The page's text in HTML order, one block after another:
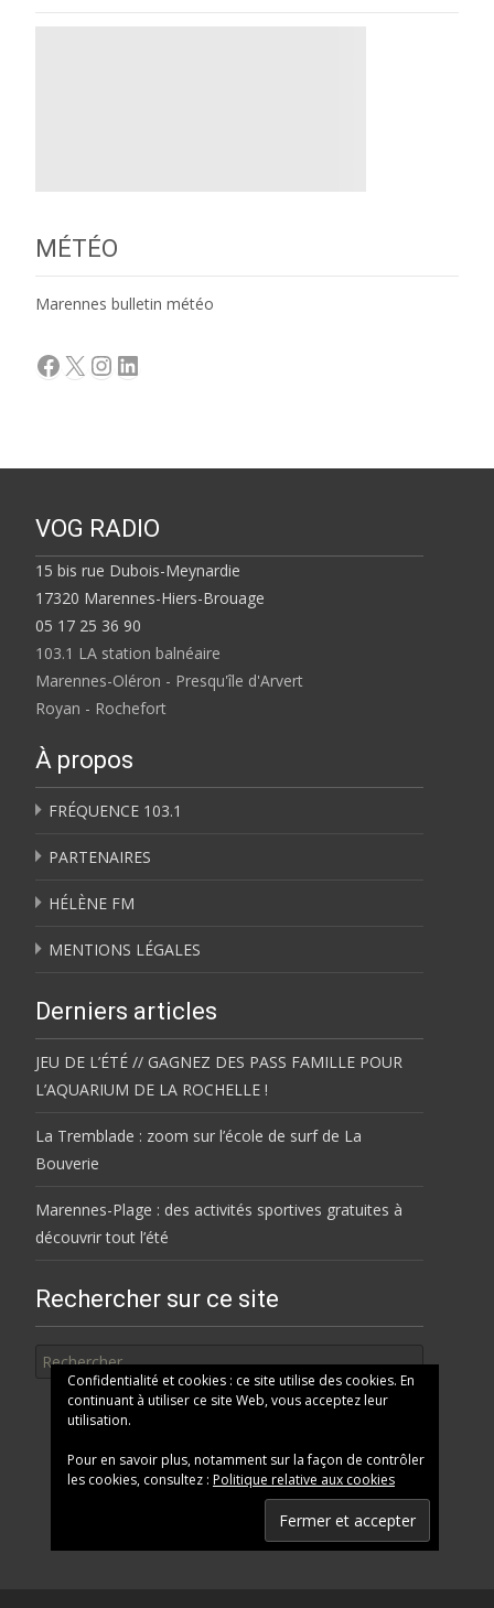
MÉTÉO
Marennes bulletin météo
Facebook
X Instagram
LinkedIn
VOG RADIO
15 bis rue Dubois-Meynardie
17320 Marennes-Hiers-Brouage
05 17 25 36 90
103.1 LA station balnéaire
Marennes-Oléron - Presqu'île d'Arvert
Royan - Rochefort
À propos
FRÉQUENCE 103.1
PARTENAIRES
HÉLÈNE FM
MENTIONS LÉGALES
Derniers articles
JEU DE L’ÉTÉ // GAGNEZ DES PASS FAMILLE POUR
L’AQUARIUM DE LA ROCHELLE !
La Tremblade : zoom sur l’école de surf de La
Bouverie
Marennes-Plage : des activités sportives gratuites à
découvrir tout l’été
Rechercher sur ce site
Confidentialité et cookies : ce site utilise des cookies. En
continuant à utiliser ce site Web, vous acceptez leur
utilisation.
Pour en savoir plus, notamment sur la façon de contrôler
les cookies, consultez : Politique relative aux cookies